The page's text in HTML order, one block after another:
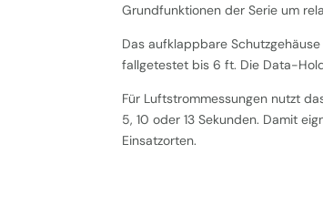
Grundfunktionen der Serie um
Das aufklappbare
fallgetestet bis 6 ft. Die Data-
Für Luftstrommessungen nutzt
5, 10 oder 13 Sekunden. Damit
Einsatzorten.